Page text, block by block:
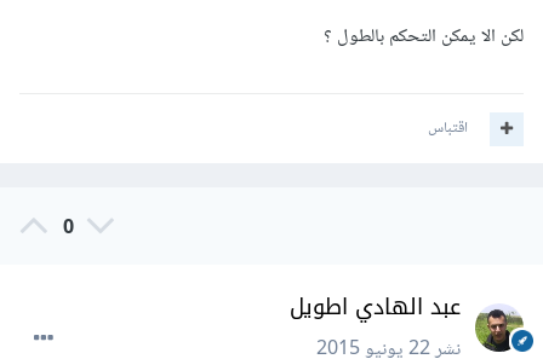
لكن الا يمكن التحكم بالطول ؟
اقتباس
0
عبد الهادي اطويل
نشر22 يونيو 2015